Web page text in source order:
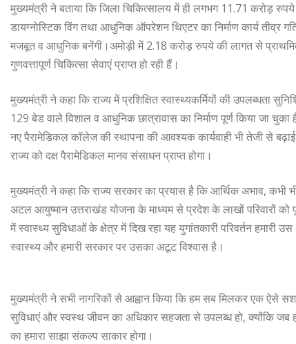
मुख्यमंत्री ने बताया कि जिला चिकित्सालय में ही लगभग 11.71 करोड़
डायग्नोस्टिक विंग तथा आधुनिक ऑपरेशन थिएटर का निर्माण कार्य
मजबूत व आधुनिक बनेंगी।अमोड़ी में 2.18 करोड़ रुपये की लागत से
गुणवत्तापूर्ण चिकित्सा सेवाएं प्राप्त हो रही हैं।
मुख्यमंत्री ने कहा कि राज्य में प्रशिक्षित स्वास्थ्यकर्मियों की उपलब्धता
129 बेड वाले विशाल व आधुनिक छात्रावास का निर्माण पूर्ण किया जा
नए पैरामेडिकल कॉलेज की स्थापना की आवश्यक कार्यवाही भी तेजी से
राज्य को दक्ष पैरामेडिकल मानव संसाधन प्राप्त होगा।
मुख्यमंत्री ने कहा कि राज्य सरकार का प्रयास है कि आर्थिक अभाव, कभी
अटल आयुष्मान उत्तराखंड योजना के माध्यम से प्रदेश के लाखों परिवारों
में स्वास्थ्य सुविधाओं के क्षेत्र में दिख रहा यह युगांतकारी परिवर्तन
स्वास्थ्य और हमारी सरकार पर उसका अटूट विश्वास है।
मुख्यमंत्री ने सभी नागरिकों से आह्वान किया कि हम सब मिलकर एक ऐसे
सुविधाएं और स्वस्थ जीवन का अधिकार सहजता से उपलब्ध हो, क्योंकि जब
का हमारा साझा संकल्प साकार होगा।